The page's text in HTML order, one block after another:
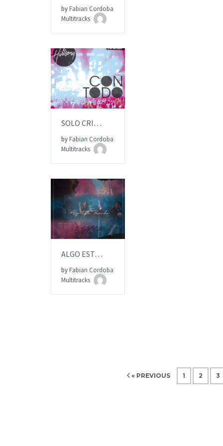
ITEM PRICE:$15.00
byFabian Cordoba
Multitracks
AÑADIR AL PEDIDO
ITEM PRICE:$15.00
SOLO CRISTO | Multitrack | HILLSONG
byFabian Cordoba
Multitracks
AÑADIR AL PEDIDO
ITEM PRICE:$15.00
ALGO ESTÁ PASANDO | Multitrack | OASIS MINISTRY
byFabian Cordoba
Multitracks
« PREVIOUS 1 2 3